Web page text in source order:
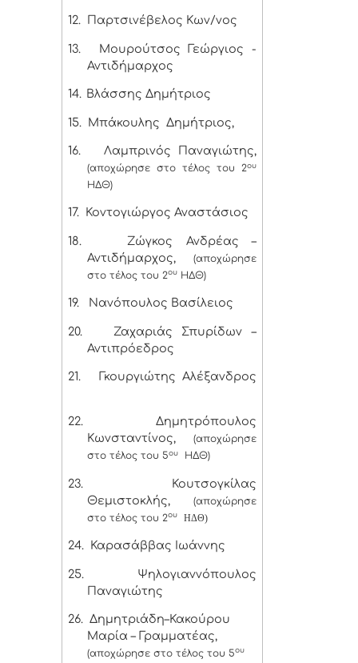
12. Παρτσινέβελος Κων/νος
13.
Μουρούτσος Γεώργιος -
Αντιδήμαρχος
14. Βλάσσης Δημήτριος
15. Μπάκουλης Δημήτριος,
16. Λαμπρινός Παναγιώτης,
(αποχώρησε στο τέλος του 2ου
ΗΔΘ)
17. Κοντογιώργος Αναστάσιος
18.
Ζώγκος Ανδρέας –
Αντιδήμαρχος, (αποχώρησε
στο τέλος του 2ου ΗΔΘ)
19. Νανόπουλος Βασίλειος
20.
Ζαχαριάς Σπυρίδων –
Αντιπρόεδρος
21. Γκουργιώτης Αλέξανδρος
22.
Δημητρόπουλος
Κωνσταντίνος, (αποχώρησε
στο τέλος του 5ου ΗΔΘ)
23.
Κουτσογκίλας
Θεμιστοκλής, (αποχώρησε
στο τέλος του 2ου ΗΔΘ)
24. Καρασάββας Ιωάννης
25.
Ψηλογιαννόπουλος
Παναγιώτης
26. Δημητριάδη–Κακούρου
Μαρία – Γραμματέας,
(αποχώρησε στο τέλος του 5ου